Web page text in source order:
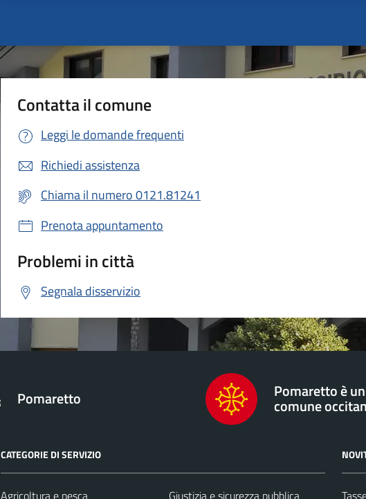
Contatta il comune
Leggi le domande frequenti
Richiedi assistenza
Chiama il numero 0121.81241
Prenota appuntamento
Problemi in città
Segnala disservizio
Pomaretto Pomaretto è un
comune
CATEGORIE DI SERVIZIO
Agricoltura e pesca Giustizia e sicurezza pubblica